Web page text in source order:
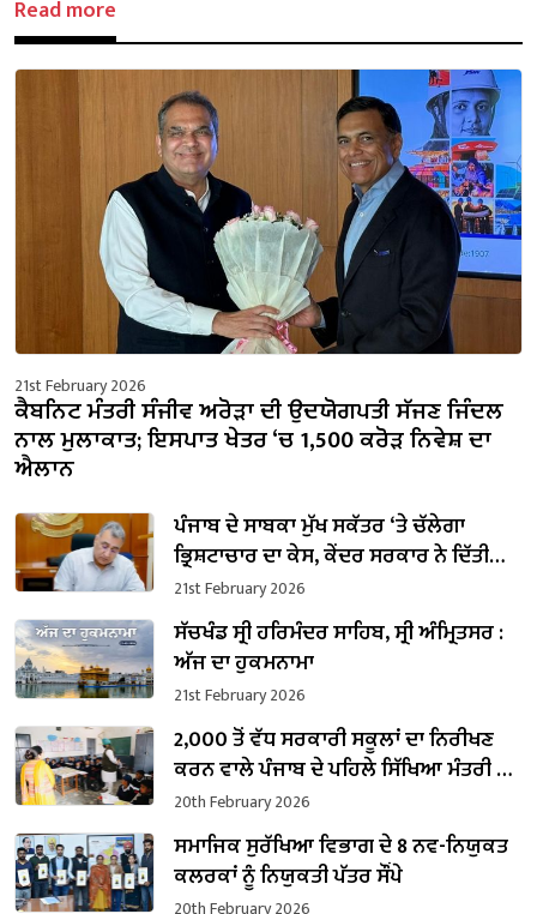
Read more
21st February 2026
ਕੈਬਨਿਟ ਮੰਤਰੀ ਸੰਜੀਵ ਅਰੋੜਾ ਦੀ ਉਦਯੋਗਪਤੀ ਸੱਜਣ ਜਿੰਦਲ
ਨਾਲ ਮੁਲਾਕਾਤ; ਇਸਪਾਤ ਖੇਤਰ ‘ਚ ₹1,500 ਕਰੋੜ ਨਿਵੇਸ਼ ਦਾ
ਐਲਾਨ
ਪੰਜਾਬ ਦੇ ਸਾਬਕਾ ਮੁੱਖ ਸਕੱਤਰ ‘ਤੇ ਚੱਲੇਗਾ
ਭ੍ਰਿਸ਼ਟਾਚਾਰ ਦਾ ਕੇਸ, ਕੇਂਦਰ ਸਰਕਾਰ ਨੇ ਦਿੱਤੀ
ਪ੍ਰਵਾਨਗੀ
21st February 2026
ਸੱਚਖੰਡ ਸ੍ਰੀ ਹਰਿਮੰਦਰ ਸਾਹਿਬ, ਸ੍ਰੀ ਅੰਮ੍ਰਿਤਸਰ :
ਅੱਜ ਦਾ ਹੁਕਮਨਾਮਾ
21st February 2026
2,000 ਤੋਂ ਵੱਧ ਸਰਕਾਰੀ ਸਕੂਲਾਂ ਦਾ ਨਿਰੀਖਣ
ਕਰਨ ਵਾਲੇ ਪੰਜਾਬ ਦੇ ਪਹਿਲੇ ਸਿੱਖਿਆ ਮੰਤਰੀ ਬਣੇ
ਹਰਜੋਤ ਸਿੰਘ ਬੈਂਸ
20th February 2026
ਸਮਾਜਿਕ ਸੁਰੱਖਿਆ ਵਿਭਾਗ ਦੇ 8 ਨਵ-ਨਿਯੁਕਤ
ਕਲਰਕਾਂ ਨੂੰ ਨਿਯੁਕਤੀ ਪੱਤਰ ਸੌਂਪੇ